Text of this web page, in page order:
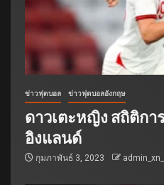
ข่าวฟุตบอล ข่าวฟุตบอลอังกฤษ
ดาวเตะหญิง สถิติก
อิงแลนด์
กุมภาพันธ์ 3, 2023